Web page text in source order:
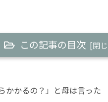
この記事の目次
かかるの？」と母は言った